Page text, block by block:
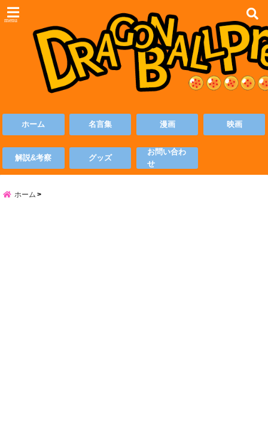
menu
ホーム 名言集 漫画 映画
解説&考察 グッズ
お問い合わ
せ
ホーム